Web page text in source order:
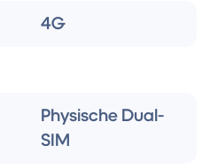
4G
Physische Dual-
SIM